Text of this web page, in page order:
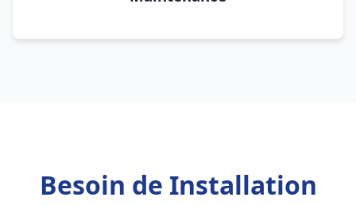
Besoin de Installation